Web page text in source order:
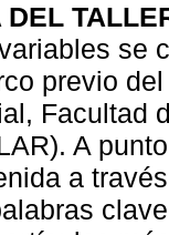
DEL
se
previo
Facultad
A
a